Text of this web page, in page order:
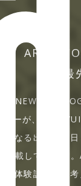
する
NEWS &
ーが、AI/UX/
なる出来事、
載しています
体験設計への